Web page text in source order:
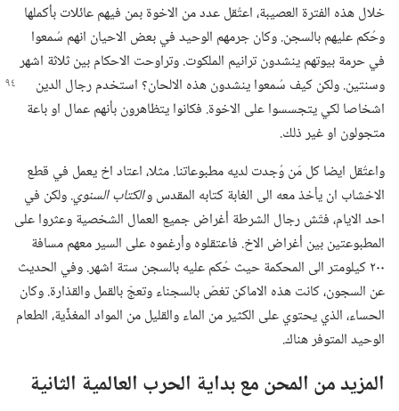
خلال هذه الفترة العصيبة،‏ اعتُقل عدد من الاخوة بمن فيهم عائلات بأكملها
وحُكم عليهم بالسجن.‏ وكان جرمهم الوحيد في بعض الاحيان انهم سُمعوا
في حرمة بيوتهم ينشدون ترانيم الملكوت.‏ وتراوحت الاحكام بين ثلاثة اشهر
وسنتين.‏ ولكن كيف سُمعوا ينشدون هذه الالحان؟‏ استخدم رجال الدين
اشخاصا لكي يتجسسوا على الاخوة.‏ فكانوا يتظاهرون بأنهم عمال او باعة
متجولون او غير ذلك.‏
واعتُقل ايضا كل مَن وُجدت لديه مطبوعاتنا.‏ مثلا،‏ اعتاد اخ يعمل في قطع
الاخشاب ان يأخذ معه الى الغابة كتابه المقدس والكتاب السنوي‏.‏ ولكن في
احد الايام،‏ فتّش رجال الشرطة أغراض جميع العمال الشخصية وعثروا على
المطبوعتين بين أغراض الاخ.‏ فاعتقلوه وأرغموه على السير معهم مسافة
٢٠٠ كيلومتر الى المحكمة حيث حُكم عليه بالسجن ستة اشهر.‏ وفي الحديث
عن السجون،‏ كانت هذه الاماكن تغصّ بالسجناء وتعجّ بالقمل والقذارة.‏ وكان
الحساء،‏ الذي يحتوي على الكثير من الماء والقليل من المواد المغذِّية،‏ الطعام
الوحيد المتوفر هناك.‏
المزيد من المحن مع بداية الحرب العالمية الثانية